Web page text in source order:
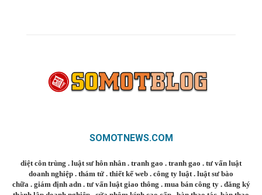
SOMOTNEWS.COM
diệt côn trùng . luật sư hôn nhân . tranh gao . tranh gao . tư vấn luật
doanh nghiệp . thám tử . thiết kế web . công ty luật. luật sư bào
chữa. giám định adn. tư vấn luật giao thông . mua bán công ty. đăng ký